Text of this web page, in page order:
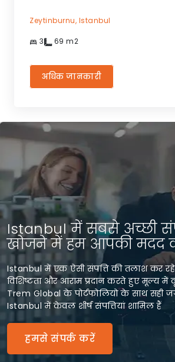
Zeytinburnu, Istanbul
3 69 m2
अधिक जानकारी
Istanbul में सबसे अच्छी
खोजने में हम आपकी मदद
Istanbul में एक ऐसी संपत्ति की तलाश कर
विशिष्टता और आराम प्रदान करते हुए मूल्य में
Trem Global के पोर्टफोलियो के साथ सही
Istanbul में केवल शीर्ष संपत्तियां शामिल हैं
हमसे संपर्क करें